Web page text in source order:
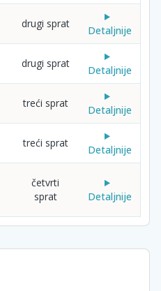
drugi sprat
Detaljnije
drugi sprat
Detaljnije
treći sprat
Detaljnije
treći sprat
Detaljnije
četvrti
sprat
Detaljnije